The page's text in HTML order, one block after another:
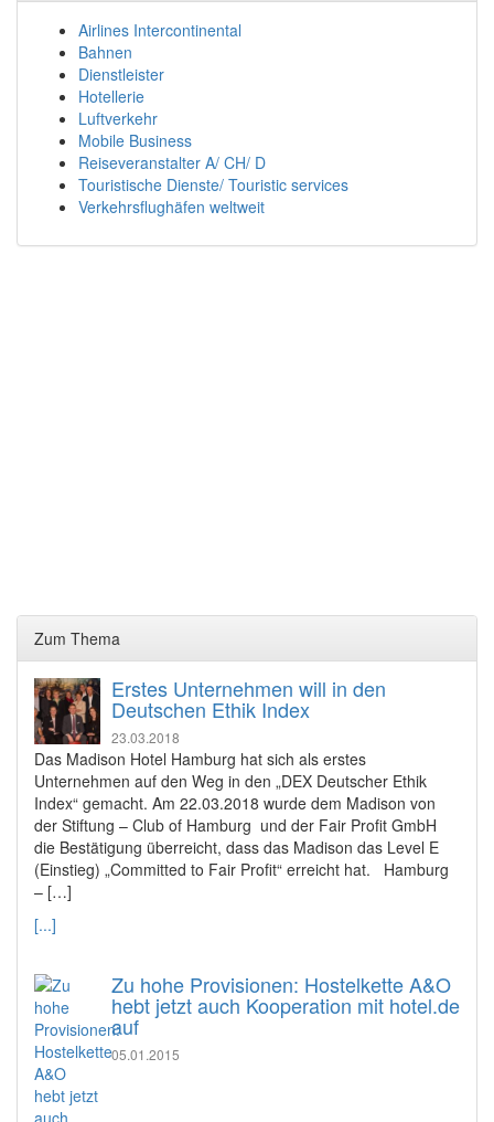
Airlines Intercontinental
Bahnen
Dienstleister
Hotellerie
Luftverkehr
Mobile Business
Reiseveranstalter A/ CH/ D
Touristische Dienste/ Touristic services
Verkehrsflughäfen weltweit
Zum Thema
Erstes Unternehmen will in den
Deutschen Ethik Index
23.03.2018
Das Madison Hotel Hamburg hat sich als erstes
Unternehmen auf den Weg in den „DEX Deutscher Ethik
Index“ gemacht. Am 22.03.2018 wurde dem Madison von
der Stiftung – Club of Hamburg und der Fair Profit GmbH
die Bestätigung überreicht, dass das Madison das Level E
(Einstieg) „Committed to Fair Profit“ erreicht hat. Hamburg
– […]
[...]
Zu hohe Provisionen: Hostelkette A&O
hebt jetzt auch Kooperation mit hotel.de
auf
05.01.2015